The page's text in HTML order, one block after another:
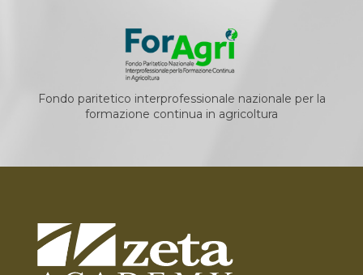
Fondo paritetico interprofessionale nazionale per la
formazione continua in agricoltura